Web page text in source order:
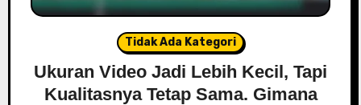
Tidak Ada Kategori
Ukuran Video Jadi Lebih Kecil, Tapi
Kualitasnya Tetap Sama. Gimana